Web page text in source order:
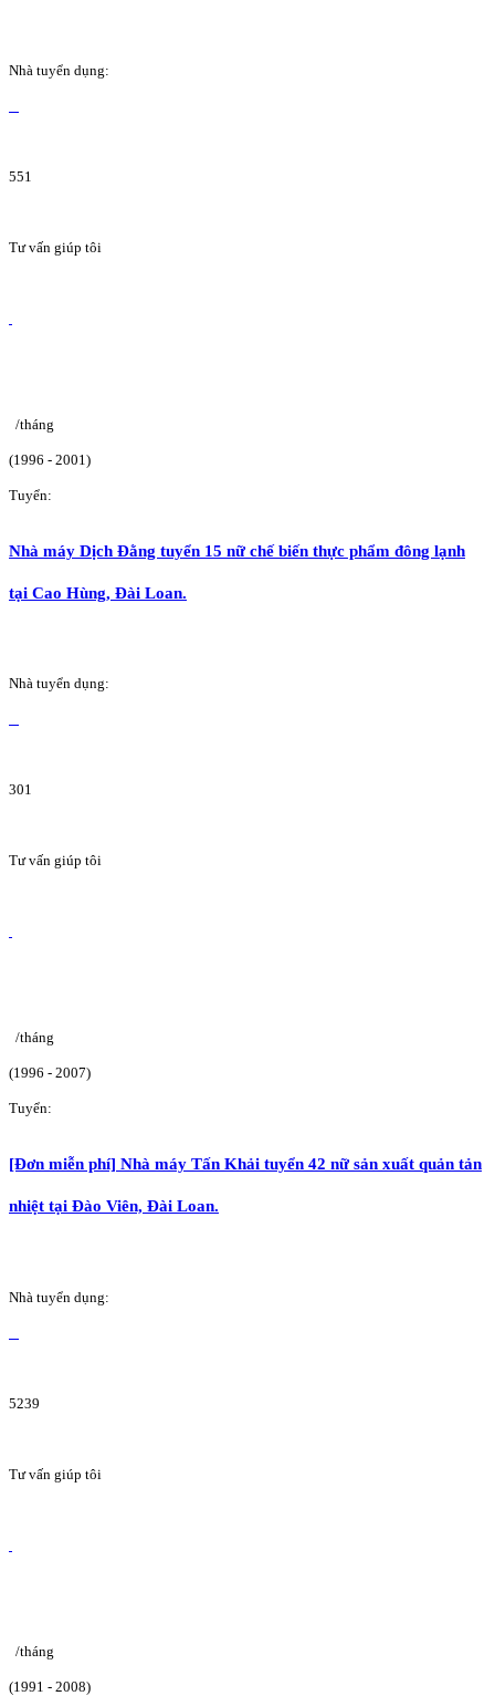
Nhà tuyển dụng:
551
Tư vấn giúp tôi
/tháng
(1996 - 2001)
Tuyển:
Nhà máy Dịch Đằng tuyển 15 nữ chế biến thực phẩm đông lạnh
tại Cao Hùng, Đài Loan.
Nhà tuyển dụng:
301
Tư vấn giúp tôi
/tháng
(1996 - 2007)
Tuyển:
[Đơn miễn phí] Nhà máy Tấn Khải tuyển 42 nữ sản xuất quản tản
nhiệt tại Đào Viên, Đài Loan.
Nhà tuyển dụng:
5239
Tư vấn giúp tôi
/tháng
(1991 - 2008)